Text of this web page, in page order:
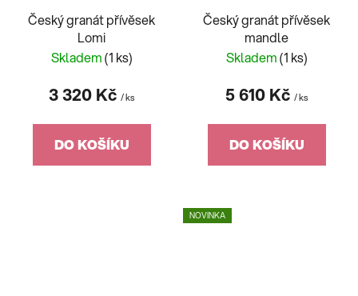
Český granát přívěsek
Lomi
Skladem(1 ks)
3 320 Kč / ks
DO KOŠÍKU
Český granát přívěsek
mandle
Skladem(1 ks)
5 610 Kč / ks
DO KOŠÍKU
NOVINKA